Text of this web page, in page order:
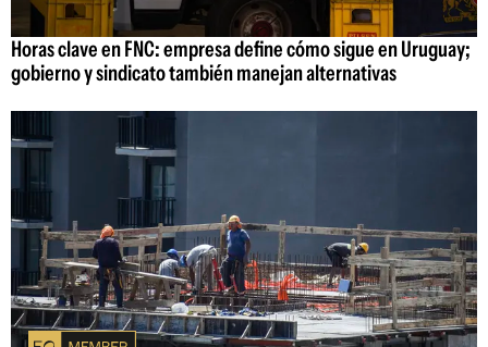
Horas clave en FNC: empresa define cómo sigue en Uruguay;
gobierno y sindicato también manejan alternativas